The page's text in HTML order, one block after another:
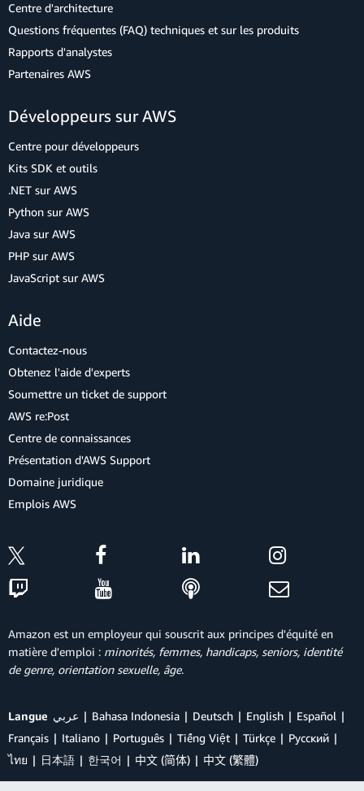
Centre d'architecture
Questions fréquentes (FAQ) techniques et sur les produits
Rapports d'analystes
Partenaires AWS
Développeurs sur AWS
Centre pour développeurs
Kits SDK et outils
.NET sur AWS
Python sur AWS
Java sur AWS
PHP sur AWS
JavaScript sur AWS
Aide
Contactez-nous
Obtenez l'aide d'experts
Soumettre un ticket de support
AWS re:Post
Centre de connaissances
Présentation d'AWS Support
Domaine juridique
Emplois AWS
Amazon est un employeur qui souscrit aux principes d'équité en
matière d'emploi : minorités, femmes, handicaps, seniors, identité
de genre, orientation sexuelle, âge.
Langue عربي Bahasa Indonesia Deutsch English
Español
Français
Italiano Português Tiếng Việt Türkçe
Ρусский
ไทย
日本語 한국어 中文 (简体) 中文 (繁體)